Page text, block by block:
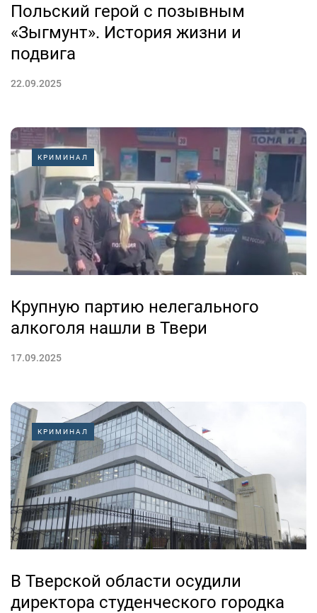
Польский герой с позывным
«Зыгмунт». История жизни и
подвига
22.09.2025
КРИМИНАЛ
Крупную партию нелегального
алкоголя нашли в Твери
17.09.2025
КРИМИНАЛ
В Тверской области осудили
директора студенческого городка